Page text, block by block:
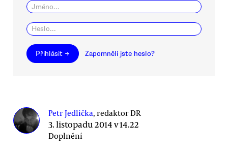
Přihlásit → Zapomněli jste heslo?
Petr Jedlička, redaktor DR
3. listopadu 2014 v 14.22
Doplnění